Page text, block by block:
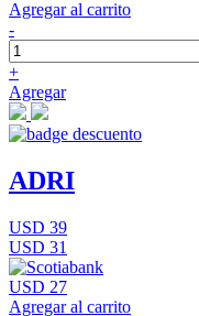
Agregar al carrito
-
+
Agregar
ADRI
USD 39
USD 31
USD 27
Agregar al carrito